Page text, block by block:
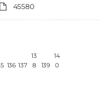
45580
136 137
13
8
139
14
0